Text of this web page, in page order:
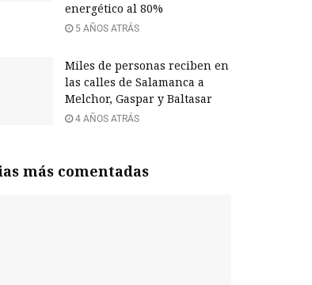
energético al 80%
5 AÑOS ATRÁS
Miles de personas reciben en
las calles de Salamanca a
Melchor, Gaspar y Baltasar
4 AÑOS ATRÁS
más comentadas